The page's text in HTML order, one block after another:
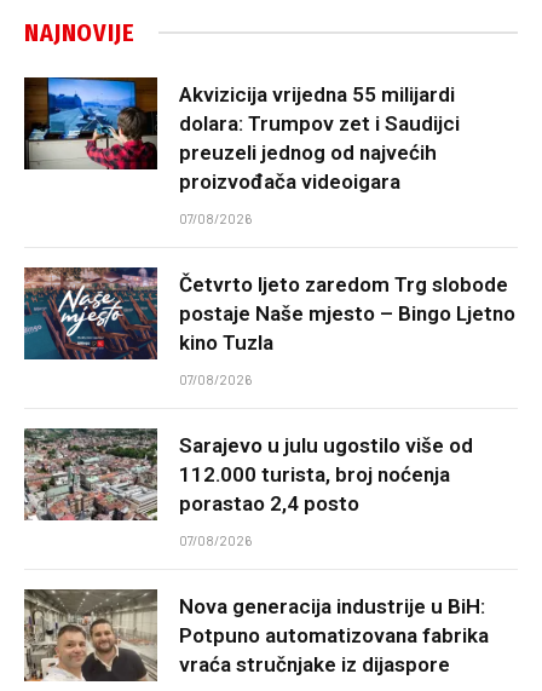
NAJNOVIJE
Akvizicija vrijedna 55 milijardi
dolara: Trumpov zet i Saudijci
preuzeli jednog od najvećih
proizvođača videoigara
07/08/2026
Četvrto ljeto zaredom Trg slobode
postaje Naše mjesto – Bingo Ljetno
kino Tuzla
07/08/2026
Sarajevo u julu ugostilo više od
112.000 turista, broj noćenja
porastao 2,4 posto
07/08/2026
Nova generacija industrije u BiH:
Potpuno automatizovana fabrika
vraća stručnjake iz dijaspore